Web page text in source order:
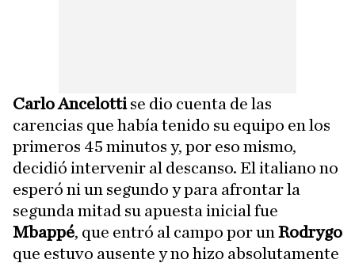
Carlo Ancelottise dio cuenta de las
carencias que había tenido su equipo en los
primeros 45 minutos y, por eso mismo,
decidió intervenir al descanso. El italiano no
esperó ni un segundo y para afrontar la
segunda mitad su apuesta inicial fue
Mbappé, que entró al campo por un Rodrygo
que estuvo ausente y no hizo absolutamente